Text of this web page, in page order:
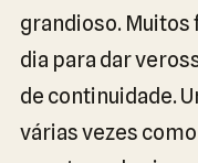
grandioso. Muitos
dia para dar
de continuidade.
várias vezes